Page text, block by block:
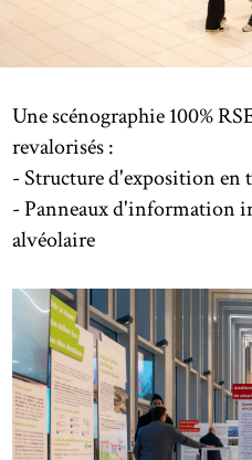
Une scénographie 100%
revalorisés :
- Structure d'exposition en
- Panneaux d'information
alvéolaire